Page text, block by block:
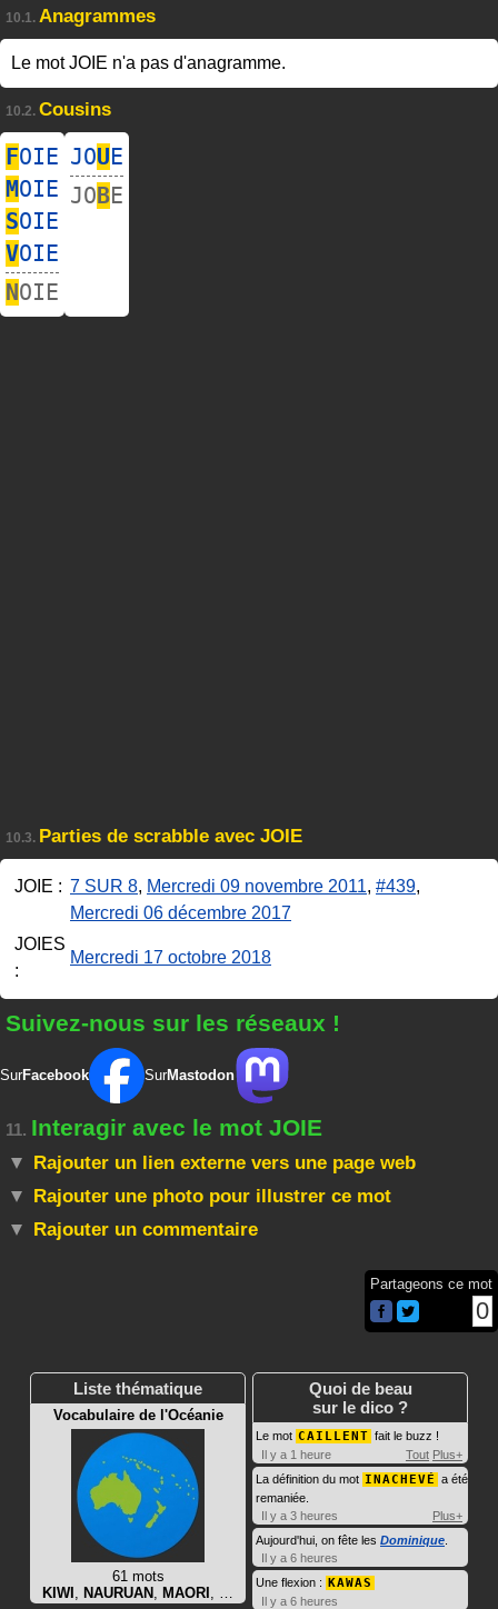
10.1. Anagrammes
Le mot JOIE n'a pas d'anagramme.
10.2. Cousins
FOIE
MOIE
SOIE
VOIE
NOIE
JOUE
JOBE
10.3. Parties de scrabble avec JOIE
JOIE : 7 SUR 8, Mercredi 09 novembre 2011, #439,
Mercredi 06 décembre 2017
JOIES
:
Mercredi 17 octobre 2018
Suivez-nous sur les réseaux !
SurFacebook SurMastodon
11. Interagir avec le mot JOIE
Rajouter un lien externe vers une page web
Rajouter une photo pour illustrer ce mot
Rajouter un commentaire
Partageons ce mot
0
Liste thématique
Vocabulaire de l'Océanie
61 mots
KIWI NAURUAN MAORI
Quoi de beau
sur le dico ?
Le mot CAILLENT fait le buzz !
Il y a 1 heure
Tout Plus+
La définition du mot INACHEVÉ a été
remaniée.
Il y a 3 heures
Plus+
Aujourd'hui, on fête les Dominique
Il y a 6 heures
Une flexion : KAWAS
Il y a 6 heures